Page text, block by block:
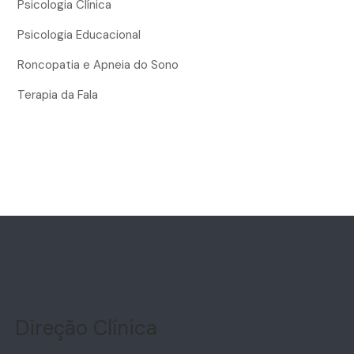
Psicologia Clínica
Psicologia Educacional
Roncopatia e Apneia do Sono
Terapia da Fala